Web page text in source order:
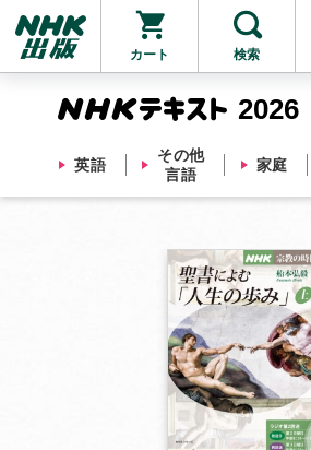
カート 検索
2026
英語
その他
言語
家庭
他にも商品を買う